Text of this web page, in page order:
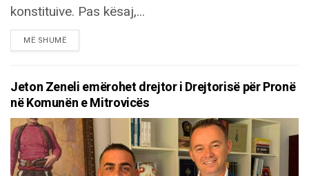
konstituive. Pas kësaj,...
MË SHUMËDETAILS
Jeton Zeneli emërohet drejtor i Drejtorisë për Pronë
në Komunën e Mitrovicës